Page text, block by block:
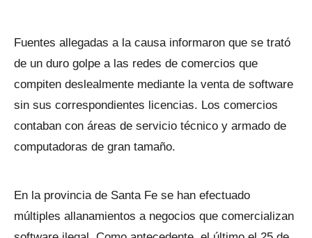
Fuentes allegadas a la causa informaron que se trató
de un duro golpe a las redes de comercios que
compiten deslealmente mediante la venta de software
sin sus correspondientes licencias. Los comercios
contaban con áreas de servicio técnico y armado de
computadoras de gran tamaño.
En la provincia de Santa Fe se han efectuado
múltiples allanamientos a negocios que comercializan